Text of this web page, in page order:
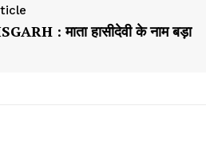
: माता हासीदेवी के नाम बड़ा